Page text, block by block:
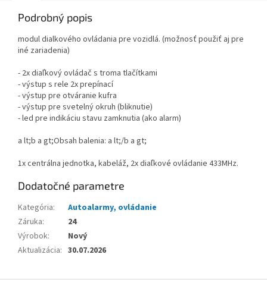
Podrobný popis
modul dialkového ovládania pre vozidlá. (možnosť použiť aj pre
iné zariadenia)
- 2x diaľkový ovládač s troma tlačítkami
- výstup s rele 2x prepínací
- výstup pre otváranie kufra
- výstup pre svetelný okruh (bliknutie)
- led pre indikáciu stavu zamknutia (ako alarm)
a lt;b a gt;Obsah balenia: a lt;/b a gt;
1x centrálna jednotka, kabeláž, 2x diaľkové ovládanie 433MHz.
Dodatočné parametre
Kategória:
Autoalarmy, ovládanie
Záruka:
24
Výrobok:
Nový
Aktualizácia: 30.07.2026